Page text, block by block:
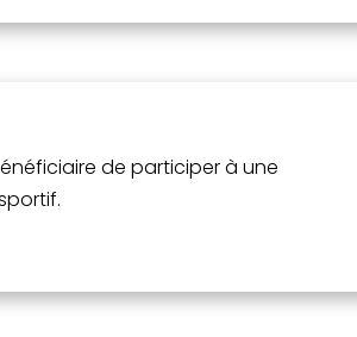
de participer à une